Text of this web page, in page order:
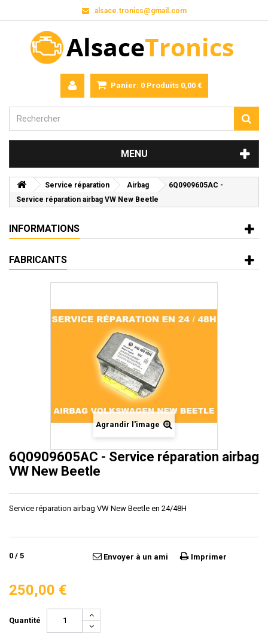
alsace.tronics@gmail.com
Panier: 0 Produits 0,00 €
MENU
Service réparation Airbag
6Q0909605AC -
Service réparation airbag VW New Beetle
INFORMATIONS
FABRICANTS
Agrandir l'image
6Q0909605AC - Service réparation airbag
VW New Beetle
Service réparation airbag VW New Beetle en 24/48H
0 / 5 Envoyer à un ami Imprimer
250,00 €
Quantité